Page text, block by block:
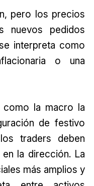
pero los precios
nuevos pedidos
interpreta como
o una
como la macro la
de festivo
traders deben
la dirección. La
más amplios y